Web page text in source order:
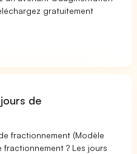
gratuitement
de
fractionnement (Modèle
fractionnement ? Les jours